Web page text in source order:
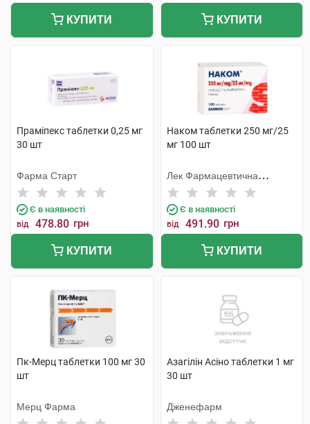
КУПИТИ КУПИТИ
Праміпекс таблетки 0,25 мг
30 шт
Фарма Старт
Є в наявності
від 478.80 грн
КУПИТИ
Наком таблетки 250 мг/25
мг 100 шт
Лек Фармацевтична
компанія
Є в наявності
від 491.90 грн
КУПИТИ
Пк-Мерц таблетки 100 мг 30
шт
Мерц Фарма
Азагілін Асіно таблетки 1 мг
30 шт
Дженефарм